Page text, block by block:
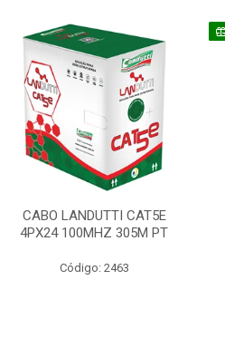
CABO LANDUTTI CAT5E
4PX24 100MHZ 305M PT
Código: 2463